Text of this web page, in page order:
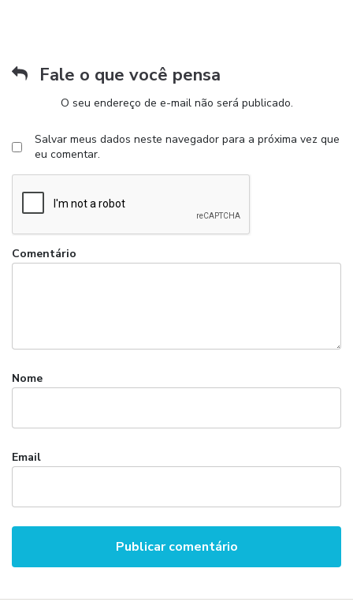
Fale o que você pensa
O seu endereço de e-mail não será publicado.
Nome
Email
Salvar meus dados neste navegador para a próxima vez que
eu comentar.
Comentário